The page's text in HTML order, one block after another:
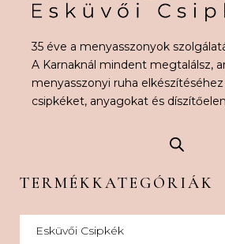
35 éve a menyasszonyok
A Karnaknál mindent megtalálsz,
menyasszonyi ruha
csipkéket, anyagokat és
TERMÉKKATEGÓRIÁK
Esküvői Csipkék